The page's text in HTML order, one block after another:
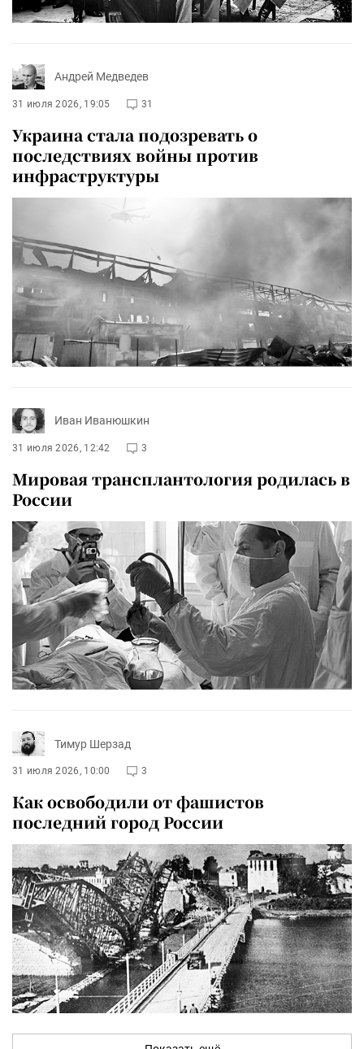
Андрей Медведев
31 июля 2026, 19:05 31
Украина стала подозревать о
последствиях войны против
инфраструктуры
Иван Иванюшкин
31 июля 2026, 12:42 3
Мировая трансплантология родилась в
России
Тимур Шерзад
31 июля 2026, 10:00 3
Как освободили от фашистов
последний город России